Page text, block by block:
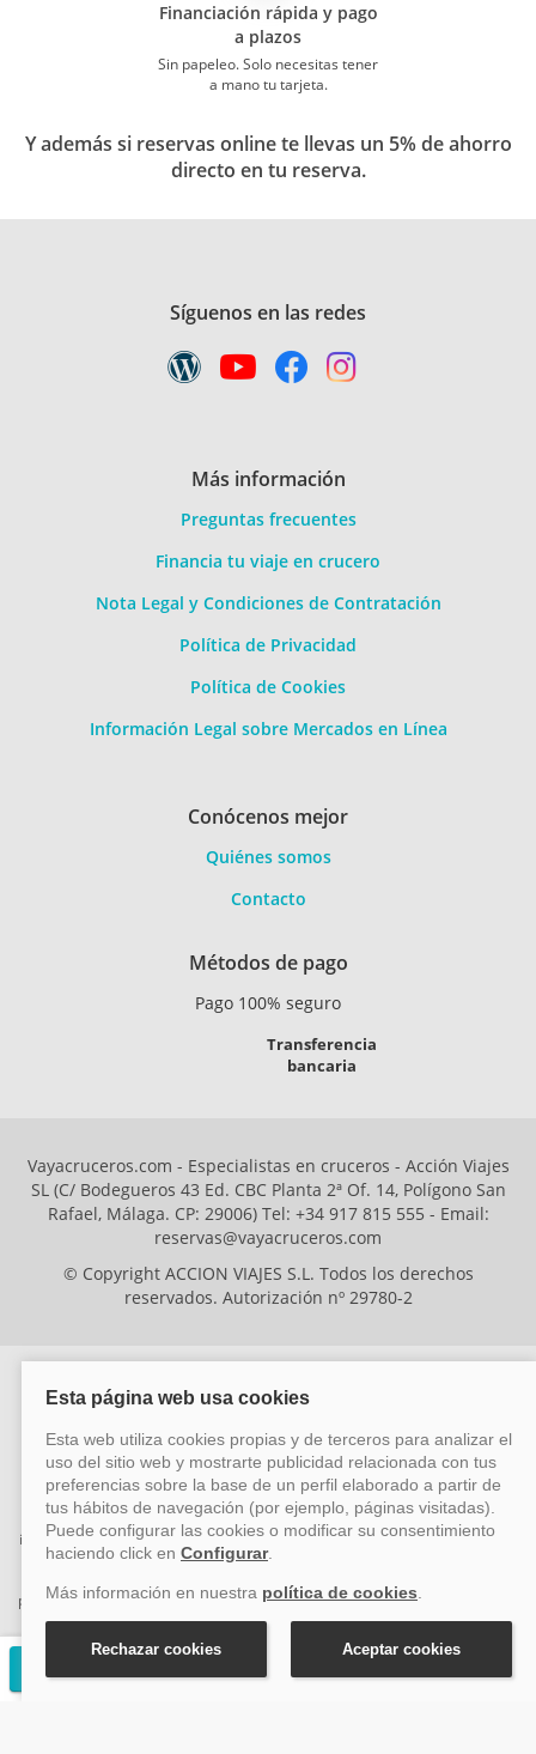
Financiación rápida y pago
a plazos
Sin papeleo. Solo necesitas tener
a mano tu tarjeta.
Y además si reservas online te llevas un 5% de ahorro
directo en tu reserva.
Síguenos en las redes
Más información
Preguntas frecuentes
Financia tu viaje en crucero
Nota Legal y Condiciones de Contratación
Política de Privacidad
Política de Cookies
Información Legal sobre Mercados en Línea
Conócenos mejor
Quiénes somos
Contacto
Métodos de pago
Pago 100% seguro
Transferencia
bancaria
Vayacruceros.com - Especialistas en cruceros - Acción Viajes
SL (C/ Bodegueros 43 Ed. CBC Planta 2ª Of. 14, Polígono San
Rafael, Málaga. CP: 29006) Tel: +34 917 815 555 - Email:
reservas@vayacruceros.com
© Copyright ACCION VIAJES S.L. Todos los derechos
reservados. Autorización nº 29780-2
ACCION VIAJES SL ha sido beneficiaria del Fondo Europeo de Desarrollo
Regional (FEDER), cuyo objetivo es mejorar la competitividad de las pymes
mediante el impulso de la innovación, el desarrollo tecnológico, la
investigación de calidad y el uso seguro y fiable del ciberespacio. Gracias a
esta financiación, la empresa ha puesto en marcha un Plan de Acción
promoviendo la innovación y la ciberseguridad. Para ello, ha contado con el
apoyo de los programas Pyme Innova y Pyme Cibersegura de la Cámara
de Comercio de Málaga. #EuropaSeSiente